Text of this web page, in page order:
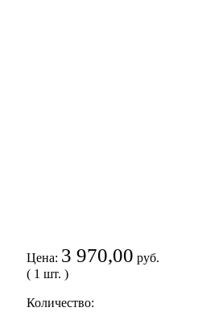
Цена: 3 970,00 руб.
( 1 шт. )
Количество: